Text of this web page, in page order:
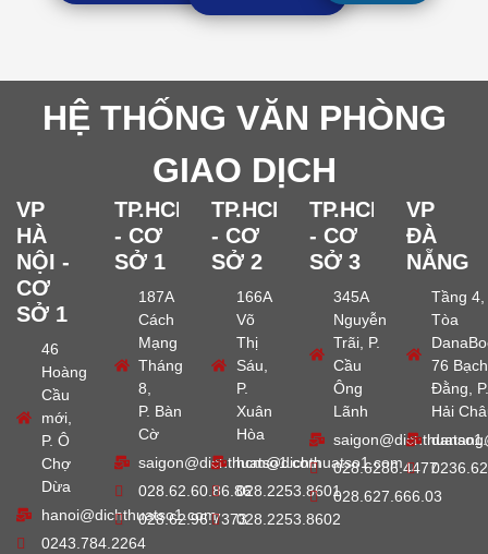
HỆ THỐNG VĂN PHÒNG
GIAO DỊCH
VP
HÀ
NỘI -
CƠ
SỞ 1
46
Hoàng
Cầu
mới,
P. Ô
Chợ
Dừa
hanoi@dichthuatso1.com
0243.784.2264
TP.HCM
- CƠ
SỞ 1
187A
Cách
Mạng
Tháng
8,
P. Bàn
Cờ
saigon@dichthuatso1.com
028.62.60.86.86
028.62.96.7373
TP.HCM
- CƠ
SỞ 2
166A
Võ
Thị
Sáu,
P.
Xuân
Hòa
hcm@dichthuatso1.com
028.2253.8601
028.2253.8602
TP.HCM
- CƠ
SỞ 3
345A
Nguyễn
Trãi, P.
Cầu
Ông
Lãnh
028.6286.4477
028.627.666.03
VP
ĐÀ
NẴNG
Tầng 4,
Tòa
76 Bạch
Đằng, P.
Hải